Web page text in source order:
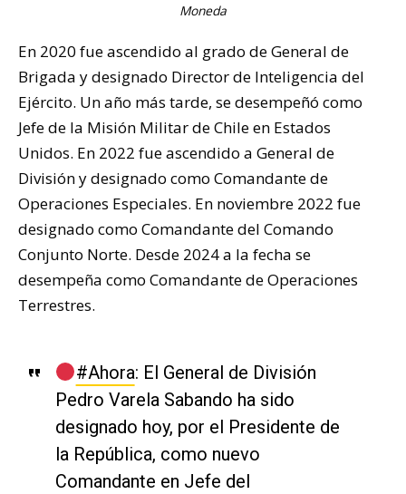
Moneda
En 2020 fue ascendido al grado de General de
Brigada y designado Director de Inteligencia del
Ejército. Un año más tarde, se desempeñó como
Jefe de la Misión Militar de Chile en Estados
Unidos. En 2022 fue ascendido a General de
División y designado como Comandante de
Operaciones Especiales. En noviembre 2022 fue
designado como Comandante del Comando
Conjunto Norte. Desde 2024 a la fecha se
desempeña como Comandante de Operaciones
Terrestres.
#Ahora: El General de División
Pedro Varela Sabando ha sido
designado hoy, por el Presidente de
la República, como nuevo
Comandante en Jefe del